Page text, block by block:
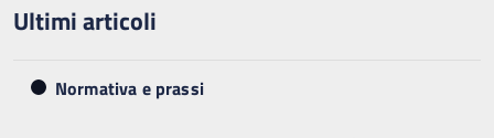
Ultimi articoli
Normativa e prassi